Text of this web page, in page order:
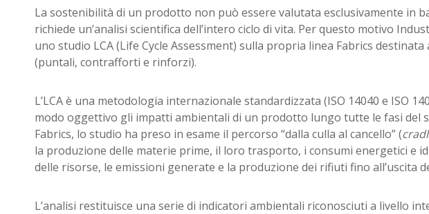
La sostenibilità di un prodotto non può essere valutata esclusivamente in
richiede un’analisi scientifica dell’intero ciclo di vita. Per questo motivo
uno studio LCA (Life Cycle Assessment) sulla propria linea Fabrics
(puntali, contrafforti e rinforzi).
L’LCA è una metodologia internazionale standardizzata (ISO 14040 e ISO
modo oggettivo gli impatti ambientali di un prodotto lungo tutte le fasi del
Fabrics, lo studio ha preso in esame il percorso “dalla culla al cancello” (
la produzione delle materie prime, il loro trasporto, i consumi energetici e
delle risorse, le emissioni generate e la produzione dei rifiuti fino all’uscita
L’analisi restituisce una serie di indicatori ambientali riconosciuti a livello